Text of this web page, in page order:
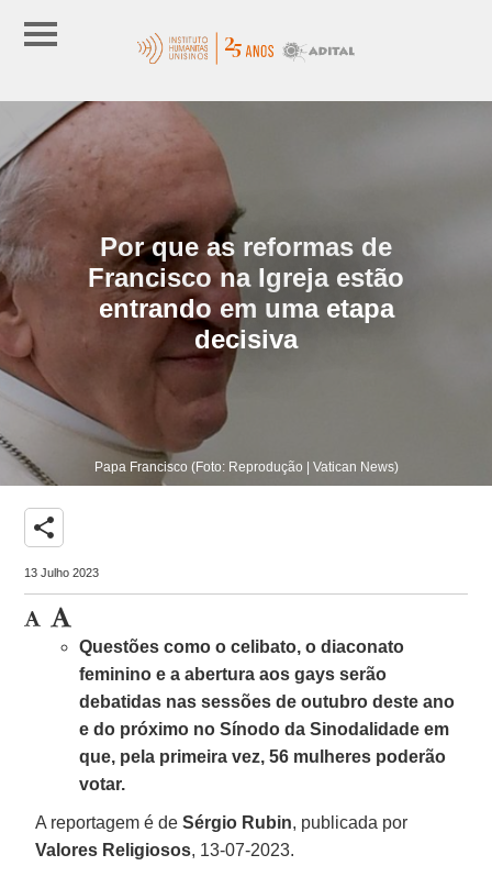
Por que as reformas de
Francisco na Igreja estão
entrando em uma etapa
decisiva
Papa Francisco (Foto: Reprodução | Vatican News)
share
13 Julho 2023
Questões como o celibato, o diaconato
feminino e a abertura aos gays serão
debatidas nas sessões de outubro deste ano
e do próximo no Sínodo da Sinodalidade em
que, pela primeira vez, 56 mulheres poderão
votar.
A reportagem é deSérgio Rubin, publicada por
Valores Religiosos, 13-07-2023.